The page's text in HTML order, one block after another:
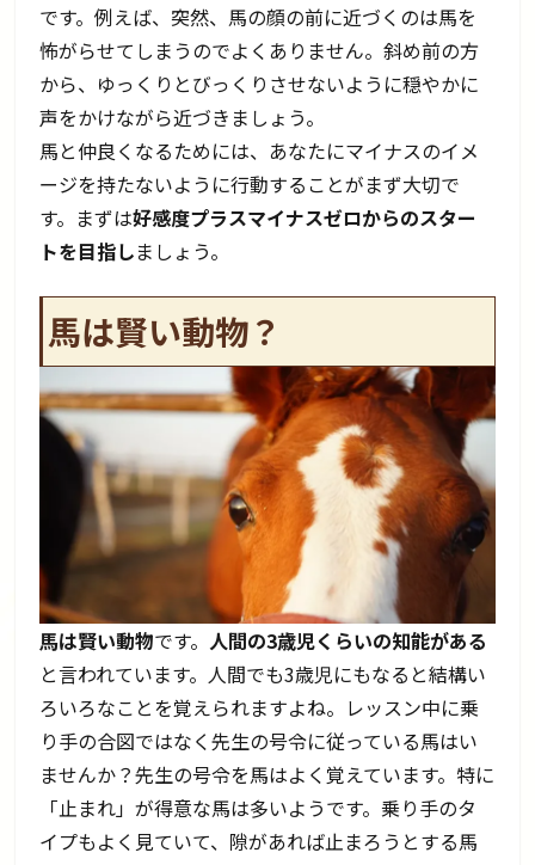
です。例えば、突然、馬の顔の前に近づくのは馬を
怖がらせてしまうのでよくありません。斜め前の方
から、ゆっくりとびっくりさせないように穏やかに
声をかけながら近づきましょう。
馬と仲良くなるためには、あなたにマイナスのイメ
ージを持たないように行動することがまず大切で
す。まずは好感度プラスマイナスゼロからのスター
トを目指しましょう。
馬は賢い動物？
馬は賢い動物です。 人間の3歳児くらいの知能がある
と言われています。人間でも3歳児にもなると結構い
ろいろなことを覚えられますよね。レッスン中に乗
り手の合図ではなく先生の号令に従っている馬はい
ませんか？先生の号令を馬はよく覚えています。特に
「止まれ」が得意な馬は多いようです。乗り手のタ
イプもよく見ていて、隙があれば止まろうとする馬